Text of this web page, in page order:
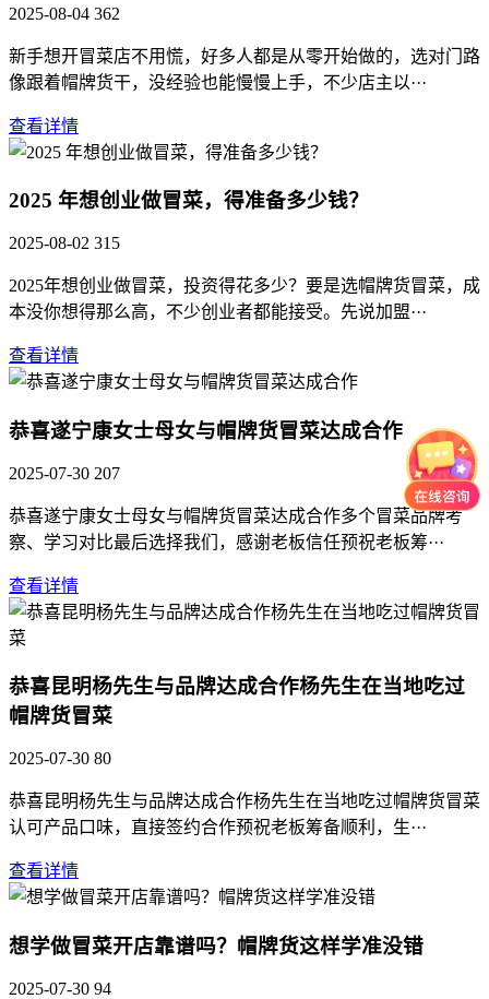
2025-08-04 362
新手想开冒菜店不用慌，好多人都是从零开始做的，选对门路
像跟着帽牌货干，没经验也能慢慢上手，不少店主以···
查看详情
2025 年想创业做冒菜，得准备多少钱？
2025-08-02 315
2025年想创业做冒菜，投资得花多少？要是选帽牌货冒菜，成
本没你想得那么高，不少创业者都能接受。先说加盟···
查看详情
恭喜遂宁康女士母女与帽牌货冒菜达成合作
2025-07-30 207
恭喜遂宁康女士母女与帽牌货冒菜达成合作多个冒菜品牌考
察、学习对比最后选择我们，感谢老板信任预祝老板筹···
查看详情
恭喜昆明杨先生与品牌达成合作杨先生在当地吃过
帽牌货冒菜
2025-07-30 80
恭喜昆明杨先生与品牌达成合作杨先生在当地吃过帽牌货冒菜
认可产品口味，直接签约合作预祝老板筹备顺利，生···
查看详情
想学做冒菜开店靠谱吗？帽牌货这样学准没错
2025-07-30 94